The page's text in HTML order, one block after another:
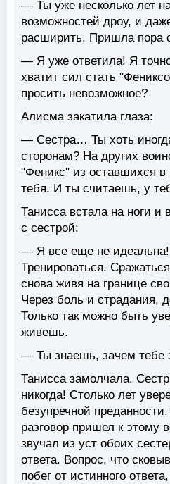
— Ты уже несколько лет
возможностей дроу, и
расширить. Пришла пора
— Я уже ответила! Я
хватит сил стать
просить невозможное?
Алисма закатила глаза:
— Сестра… Ты хоть
сторонам? На других
"Феникс" из оставшихся
тебя. И ты считаешь, у
Танисса встала на ноги и
с сестрой:
— Я все еще не
Тренироваться.
снова живя на границе
Через боль и страдания,
Только так можно быть
живешь.
— Ты знаешь, зачем тебе
Танисса замолчала.
никогда! Столько лет
безупречной
разговор пришел к этому
звучал из уст обоих
ответа. Вопрос, что
побег от истинного